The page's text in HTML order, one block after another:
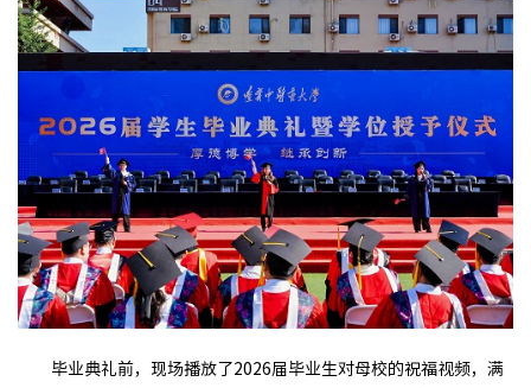
毕业典礼前，现场播放了2026届毕业生对母校的祝福视频，满